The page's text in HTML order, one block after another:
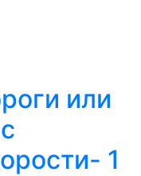
или
1